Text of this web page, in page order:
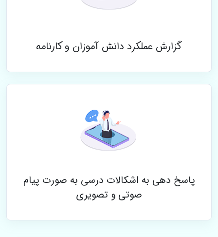
گزارش عملکرد دانش آموزان و کارنامه
پاسخ دهی به اشکالات درسی به صورت پیام
صوتی و تصویری